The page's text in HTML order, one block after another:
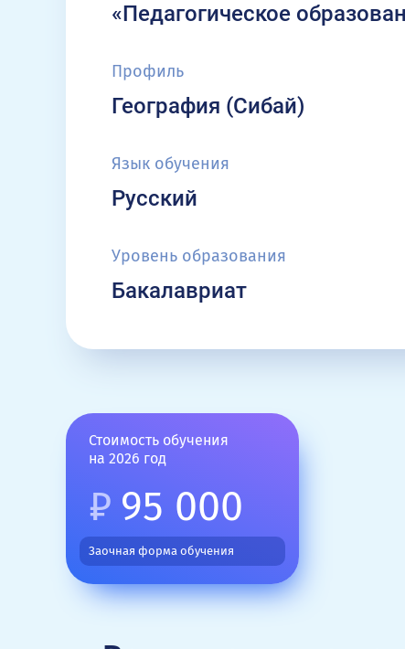
«Педагогическое
Профиль
География (Сибай)
Язык обучения
Русский
Уровень образования
Бакалавриат
Стоимость обучения
на 2026 год
₽ 95 000
Заочная форма обучения